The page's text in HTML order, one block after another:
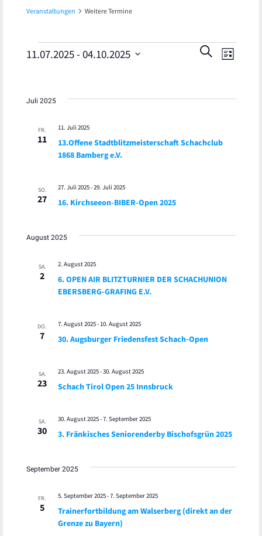
Veranstaltungen Weitere Termine
Veranstaltungen
und
SUCHE
LISTE
11.07.2025 - 04.10.2025
Juli 2025
FR.
11
13.Offene Stadtblitzmeisterschaft Schachclub
1868 Bamberg e.V.
11. Juli 2025
SO.
27 16. Kirchseeon-BIBER-Open 2025
27. Juli 2025-29. Juli 2025
August 2025
SA.
2
6. OPEN AIR BLITZTURNIER DER SCHACHUNION
EBERSBERG-GRAFING E.V.
2. August 2025
DO.
7 30. Augsburger Friedensfest Schach-Open
7. August 2025- 10. August 2025
SA.
23 Schach Tirol Open 25 Innsbruck
23. August 2025-30. August 2025
SA.
30 3. Fränkisches Seniorenderby Bischofsgrün 2025
30. August 2025-7. September 2025
September 2025
FR.
5
Trainerfortbildung am Walserberg (direkt an der
Grenze zu Bayern)
5. September 2025-7. September 2025